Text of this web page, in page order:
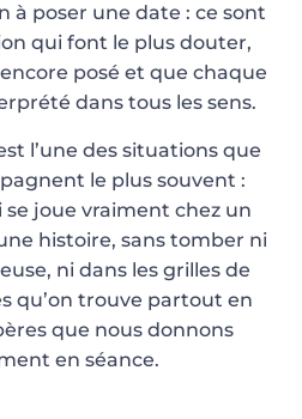
à poser une date : ce sont
qui font le plus douter,
posé et que chaque
dans tous les sens.
l’une des situations que
le plus souvent :
joue vraiment chez un
histoire, sans tomber ni
ni dans les grilles de
qu’on trouve partout en
que nous donnons
en séance.